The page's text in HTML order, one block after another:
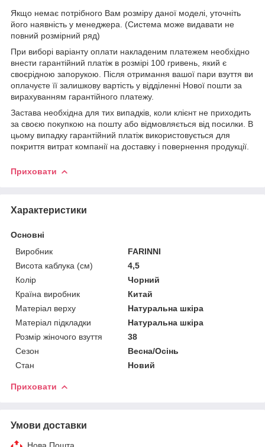
Якщо немає потрібного Вам розміру даної моделі, уточніть
його наявність у менеджера. (Система може видавати не
повний розмірний ряд)
При виборі варіанту оплати накладеним платежем необхідно
внести гарантійний платіж в розмірі 100 гривень, який є
своєрідною запорукою. Після отримання вашої пари взуття ви
оплачуєте її залишкову вартість у відділенні Нової пошти за
вирахуванням гарантійного платежу.
Застава необхідна для тих випадків, коли клієнт не приходить
за своєю покупкою на пошту або відмовляється від посилки. В
цьому випадку гарантійний платіж використовується для
покриття витрат компанії на доставку і повернення продукції.
Приховати
Характеристики
Основні
Виробник
FARINNI
Висота каблука (см)
4,5
Колір
Чорний
Країна виробник
Китай
Матеріал верху
Натуральна шкіра
Матеріал підкладки
Натуральна шкіра
Розмір жіночого взуття
38
Сезон
Весна/Осінь
Стан
Новий
Приховати
Умови доставки
Нова Пошта